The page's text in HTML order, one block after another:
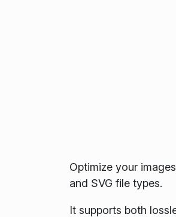
Optimize your
and SVG file types.
It supports both